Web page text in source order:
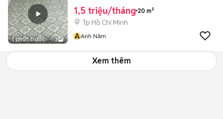
1 phút trước 3
1,5 triệu/tháng 20 m²
Tp Hồ Chí Minh
AAnh Năm
Xem thêm